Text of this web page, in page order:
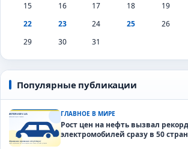
15
16 17 18 19
22
23 24 25 26
29
30 31
Популярные публикации
ГЛАВНОЕ В МИРЕ
Рост цен на нефть вызвал
электромобилей сразу в 50